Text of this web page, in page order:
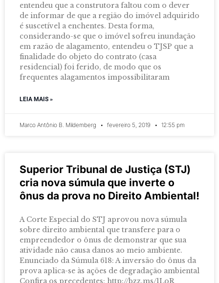
entendeu que a construtora faltou com o dever
de informar de que a região do imóvel adquirido
é suscetível a enchentes. Desta forma,
considerando-se que o imóvel sofreu inundação
em razão de alagamento, entendeu o TJSP que a
finalidade do objeto do contrato (casa
residencial) foi ferido, de modo que os
frequentes alagamentos impossibilitaram
LEIA MAIS »
Marco Antônio B. Mildemberg fevereiro 5, 2019 12:55 pm
Superior Tribunal de Justiça (STJ)
cria nova súmula que inverte o
ônus da prova no Direito Ambiental!
A Corte Especial do STJ aprovou nova súmula
sobre direito ambiental que transfere para o
empreendedor o ônus de demonstrar que sua
atividade não causa danos ao meio ambiente.
Enunciado da Súmula 618: A inversão do ônus da
prova aplica-se às ações de degradação ambiental
Confira os precedentes: http://bzz.ms/1LoR